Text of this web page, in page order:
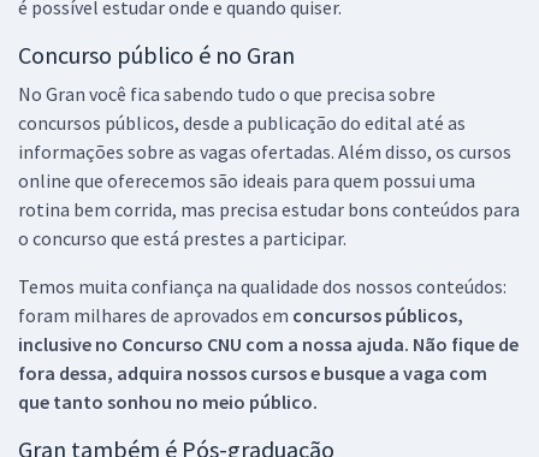
é possível estudar onde e quando quiser.
Concurso público é no Gran
No Gran você fica sabendo tudo o que precisa sobre
concursos públicos, desde a publicação do edital até as
informações sobre as vagas ofertadas. Além disso, os cursos
online que oferecemos são ideais para quem possui uma
rotina bem corrida, mas precisa estudar bons conteúdos para
o concurso que está prestes a participar.
Temos muita confiança na qualidade dos nossos conteúdos:
foram milhares de aprovados em concursos públicos,
inclusive no Concurso CNU com a nossa ajuda. Não fique de
fora dessa, adquira nossos cursos e busque a vaga com
que tanto sonhou no meio público.
Gran também é Pós-graduação